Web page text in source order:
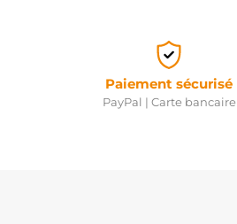
Paiement sécurisé
PayPal | Carte bancaire